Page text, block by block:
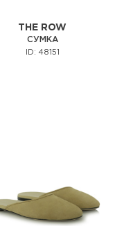
THE ROW
СУМКА
ID: 48151